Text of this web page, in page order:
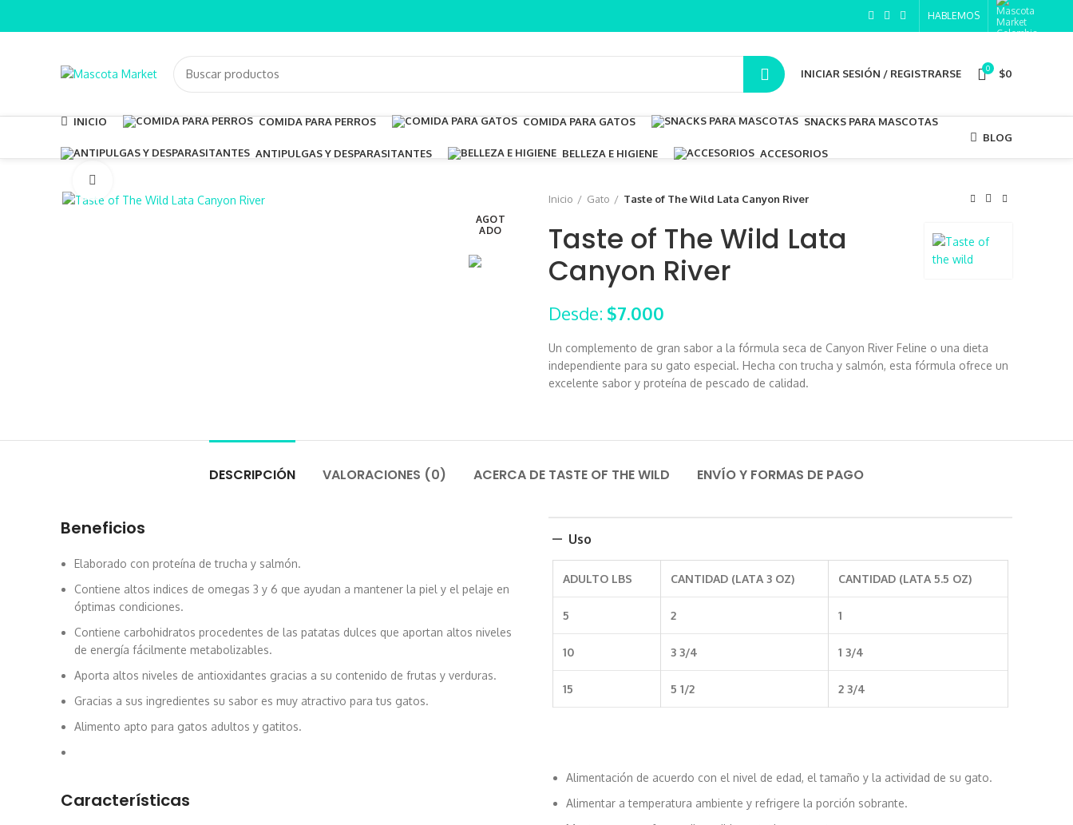
HABLEMOS
INICIAR SESIÓN / REGISTRARSE 0 $0
INICIO COMIDA PARA PERROS COMIDA PARA GATOS SNACKS PARA MASCOTAS
ANTIPULGAS Y DESPARASITANTES BELLEZA E HIGIENE ACCESORIOS
BLOG
AGOT
ADO
Inicio
Gato Taste of The Wild Lata Canyon River
Taste of The Wild Lata
Canyon River
Desde: $7.000
Un complemento de gran sabor a la fórmula seca de Canyon River Feline o una dieta
independiente para su gato especial. Hecha con trucha y salmón, esta fórmula ofrece un
excelente sabor y proteína de pescado de calidad.
DESCRIPCIÓN VALORACIONES (0) ACERCA DE TASTE OF THE WILD ENVÍO Y FORMAS DE PAGO
Beneficios
Elaborado con proteína de trucha y salmón.
Contiene altos indices de omegas 3 y 6 que ayudan a mantener la piel y el pelaje en
óptimas condiciones.
Contiene carbohidratos procedentes de las patatas dulces que aportan altos niveles
de energía fácilmente metabolizables.
Aporta altos niveles de antioxidantes gracias a su contenido de frutas y verduras.
Gracias a sus ingredientes su sabor es muy atractivo para tus gatos.
Alimento apto para gatos adultos y gatitos.
Características
Uso
ADULTO LBS CANTIDAD (LATA 3 OZ) CANTIDAD (LATA 5.5 OZ)
5 2 1
10 3 3/4 1 3/4
15 5 1/2 2 3/4
Alimentación de acuerdo con el nivel de edad, el tamaño y la actividad de su gato.
Alimentar a temperatura ambiente y refrigere la porción sobrante.